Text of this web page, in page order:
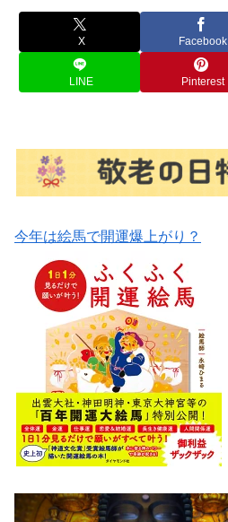
X Facebook
LINE Pinterest
今年は絵馬で開運爆上がり？